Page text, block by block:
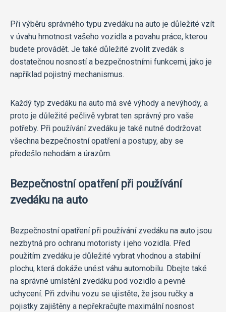
Při výběru správného typu zvedáku na auto je důležité vzít
v úvahu hmotnost vašeho vozidla a povahu práce, kterou
budete provádět. Je také důležité zvolit zvedák s
dostatečnou nosností a bezpečnostními funkcemi, jako je
například pojistný mechanismus.
Každý typ zvedáku na auto má své výhody a nevýhody, a
proto je důležité pečlivě vybrat ten správný pro vaše
potřeby. Při používání zvedáku je také nutné dodržovat
všechna bezpečnostní opatření a postupy, aby se
předešlo nehodám a úrazům.
Bezpečnostní opatření při používání
zvedáku na auto
Bezpečnostní opatření při používání zvedáku na auto jsou
nezbytná pro ochranu motoristy i jeho vozidla. Před
použitím zvedáku je důležité vybrat vhodnou a stabilní
plochu, která dokáže unést váhu automobilu. Dbejte také
na správné umístění zvedáku pod vozidlo a pevné
uchycení. Při zdvihu vozu se ujistěte, že jsou ručky a
pojistky zajištěny a nepřekračujte maximální nosnost